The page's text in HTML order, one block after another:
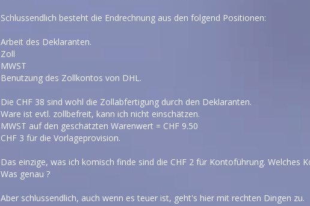
Schlussendlich besteht die Endrechnung aus den folgend Positionen:
Arbeit des Deklaranten.
Zoll
MWST
Benutzung des Zollkontos von DHL.
Die CHF 38 sind wohl die Zollabfertigung durch den Deklaranten.
Ware ist evtl. zollbefreit, kann ich nicht einschätzen.
MWST auf den geschätzten Warenwert = CHF 9.50
CHF 3 für die Vorlageprovision.
Das einzige, was ich komisch finde sind die CHF 2 für Kontoführung. Welches
Was genau ?
Aber schlussendlich, auch wenn es teuer ist, geht's hier mit rechten Dingen zu.